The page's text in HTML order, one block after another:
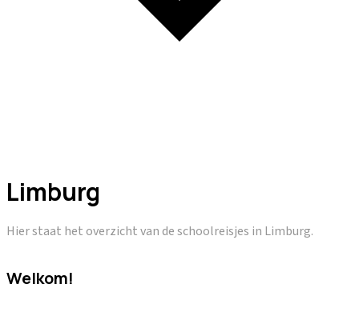
Limburg
Hier staat het overzicht van de schoolreisjes in Limburg.
Welkom!